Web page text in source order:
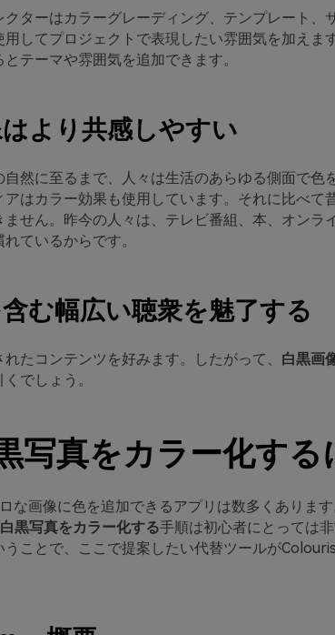
クターはカラーグレーディング、テンプレート、
してプロジェクトで表現したい雰囲気を加えま
テーマや雰囲気を追加できます。
より共感しやすい
然に至るまで、人々は生活のあらゆる側面で色
アはカラー効果も使用しています。それに比べて
せん。昨今の人々は、テレビ番組、本、オンラ
ているからです。
む幅広い聴衆を魅了する
たコンテンツを好みます。したがって、 白黒画
でしょう。
写真をカラー化する
な画像に色を追加できるアプリは数多くあります
黒写真をカラー化する手順は初心者にとっては
ことで、ここで提案したい代替ツールが